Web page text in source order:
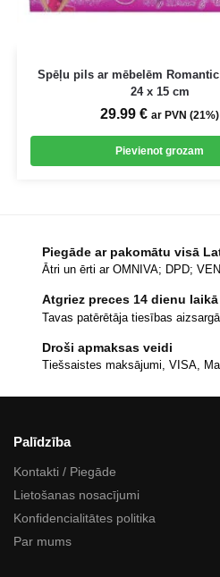
Spēļu pils ar mēbelēm
24 x 15 cm
29.99€ ar PVN (21%)
Pievienot grozam
Piegāde ar pakomātu visā
Ātri un ērti ar OMNIVA; DPD;
Atgriez preces 14 dienu laikā
Tavas patērētāja tiesības
Droši apmaksas veidi
Tiešsaistes maksājumi, VISA,
Palīdzība
Kontakti / Piegāde
Lietošanas nosacījumi
Konfidencialitātes politika
Par mums